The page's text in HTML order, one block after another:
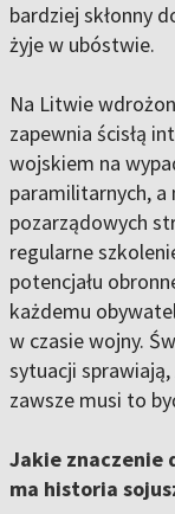
bardziej skłonny
żyje w ubóstwie.
Na Litwie
zapewnia ścisłą
wojskiem na
paramilitarnych,
pozarządowych
regularne
potencjału
każdemu
w czasie wojny.
sytuacji
zawsze musi to
Jakie znaczenie
ma historia